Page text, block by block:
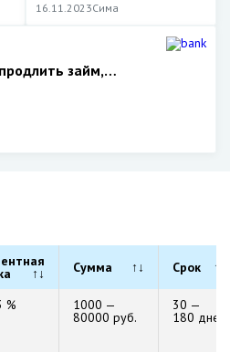
16.11.2023Сима
займ,…
↑↓ Сумма ↑↓ Срок ↑↓
% 1000 —
80000 руб.
30 —
180 дней